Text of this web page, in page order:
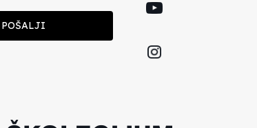
POŠALJI